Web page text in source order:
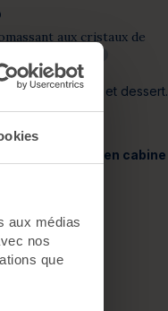
aux médias
nos
que
aux cristaux de
?
(entrée, plat et dessert.
sont pratiqués en cabine